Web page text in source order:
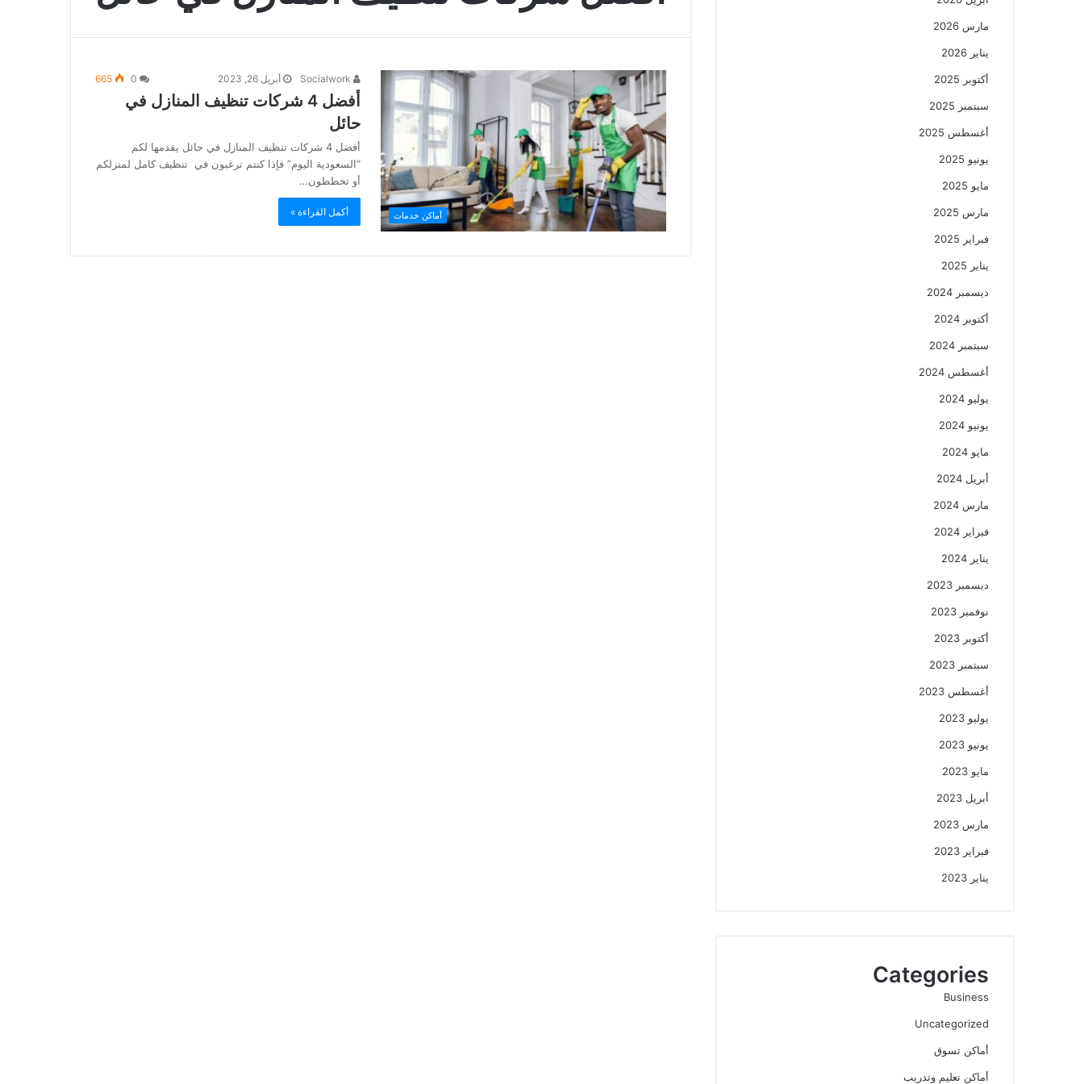
أماكن خدمات
أبريل 26, 2023 665
أفضل 4 شركات تنظيف المنازل في
حائل
أفضل 4 شركات تنظيف المنازل في حائل يقدمها لكم
“السعودية اليوم” فإذا كنتم ترغبون في تنظيف كامل لمنزلكم
أو تخططون…
أكمل القراءة »
مارس 2026
يناير 2026
أكتوبر 2025
سبتمبر 2025
أغسطس 2025
يونيو 2025
مايو 2025
مارس 2025
فبراير 2025
يناير 2025
ديسمبر 2024
أكتوبر 2024
سبتمبر 2024
أغسطس 2024
يوليو 2024
يونيو 2024
مايو 2024
أبريل 2024
مارس 2024
فبراير 2024
يناير 2024
ديسمبر 2023
نوفمبر 2023
أكتوبر 2023
سبتمبر 2023
أغسطس 2023
يوليو 2023
يونيو 2023
مايو 2023
أبريل 2023
مارس 2023
فبراير 2023
يناير 2023
Categories
Business
Uncategorized
أماكن تسوق
أماكن تعليم وتدريب